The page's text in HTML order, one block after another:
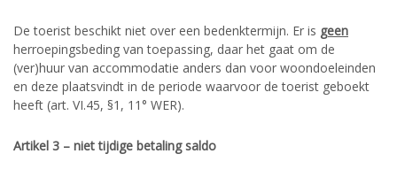
De toerist beschikt niet over een bedenktermijn. Er is geen
herroepingsbeding van toepassing, daar het gaat om de
(ver)huur van accommodatie anders dan voor woondoeleinden
en deze plaatsvindt in de periode waarvoor de toerist geboekt
heeft (art. VI.45, §1, 11° WER).
Artikel 3 – niet tijdige betaling saldo